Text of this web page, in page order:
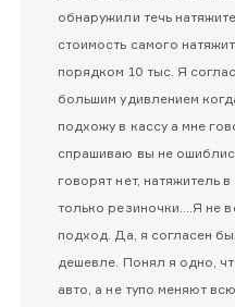
обнаружили течь
стоимость самого
порядком 10 тыс. Я
большим удивлением
подхожу в кассу а мне
спрашиваю вы не
говорят нет, натяжитель
только резиночки....Я не
подход. Да, я согласен
дешевле. Понял я одно,
авто, а не тупо меняют